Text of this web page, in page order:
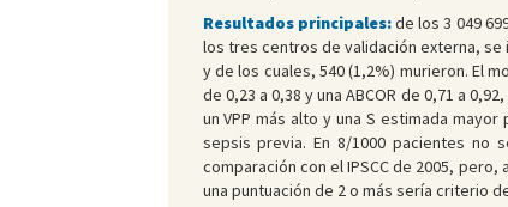
Resultados principales:de los 3 049
los tres centros de validación externa, se
y de los cuales, 540 (1,2%) murieron. El
de 0,23 a 0,38 y una ABCOR de 0,71 a
un VPP más alto y una S estimada
sepsis previa. En 8/1000 pacientes no
comparación con el IPSCC de 2005,
una puntuación de 2 o más sería criterio